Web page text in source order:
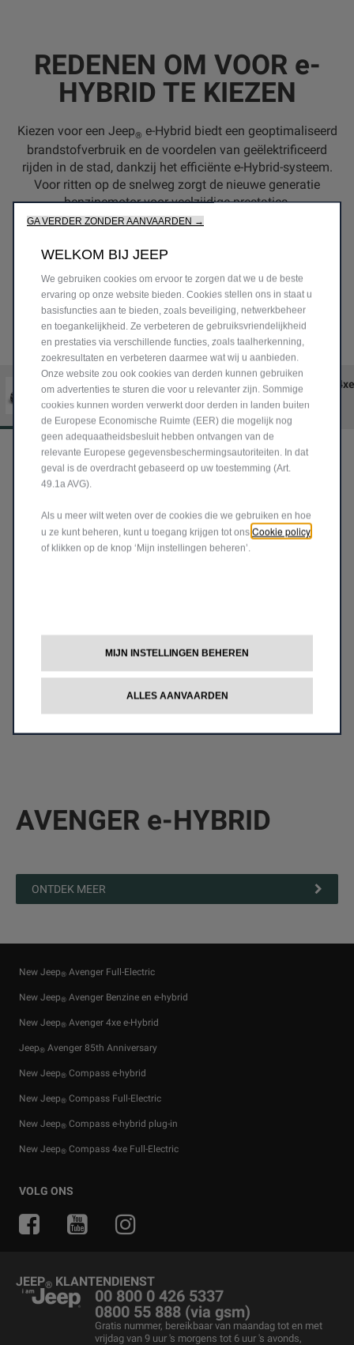
REDENEN OM VOOR e-
HYBRID TE KIEZEN
Kiezen voor een Jeep® e-Hybrid biedt een geoptimaliseerd
brandstofverbruik en de voordelen van geëlektrificeerd
rijden in de stad, dankzij het efficiënte e-Hybrid-systeem.
Voor ritten op de snelweg zorgt de nieuwe generatie
benzinemotor voor veelzijdige prestaties.
ONTDEK HET GAMMA
JEEP®HYBRIDE WAGENS
AVENGER e-HYBRID AVENGER
AVENGER e-HYBRID
ONTDEK MEER
New Jeep® Avenger Full-Electric
New Jeep® Avenger Benzine en e-hybrid
New Jeep® Avenger 4xe e-Hybrid
Jeep® Avenger 85th Anniversary
New Jeep® Compass e-hybrid
New Jeep® Compass Full-Electric
New Jeep® Compass e-hybrid plug-in
New Jeep® Compass 4xe Full-Electric
Aanbiedingen voor particulieren
Aanbiedingen voor professionelen
Financiële services
Private Lease
Tweedehandswagens
Off-Road gids
Waar SUV's thuis zijn
Originele accessoires
Aanbiedingen van het moment
Voertuigonderhoud
News
Jeep & Juventus
VOLG ONS
JEEP® KLANTENDIENST
00 800 0 426 5337
0800 55 888 (via gsm)
Gratis nummer, bereikbaar van maandag tot en met
vrijdag van 9 uur 's morgens tot 6 uur 's avonds,
GA VERDER ZONDER AANVAARDEN →
WELKOM BIJ JEEP
We gebruiken cookies om ervoor te zorgen dat we u de beste
ervaring op onze website bieden. Cookies stellen ons in staat u
basisfuncties aan te bieden, zoals beveiliging, netwerkbeheer
en toegankelijkheid. Ze verbeteren de gebruiksvriendelijkheid
en prestaties via verschillende functies, zoals taalherkenning,
zoekresultaten en verbeteren daarmee wat wij u aanbieden.
Onze website zou ook cookies van derden kunnen gebruiken
om advertenties te sturen die voor u relevanter zijn. Sommige
cookies kunnen worden verwerkt door derden in landen buiten
de Europese Economische Ruimte (EER) die mogelijk nog
geen adequaatheidsbesluit hebben ontvangen van de
relevante Europese gegevensbeschermingsautoriteiten. In dat
geval is de overdracht gebaseerd op uw toestemming (Art.
49.1a AVG).
Als u meer wilt weten over de cookies die we gebruiken en hoe
u ze kunt beheren, kunt u toegang krijgen tot ons Cookie policy
of klikken op de knop ‘Mijn instellingen beheren’.
MIJN INSTELLINGEN BEHEREN
ALLES AANVAARDEN